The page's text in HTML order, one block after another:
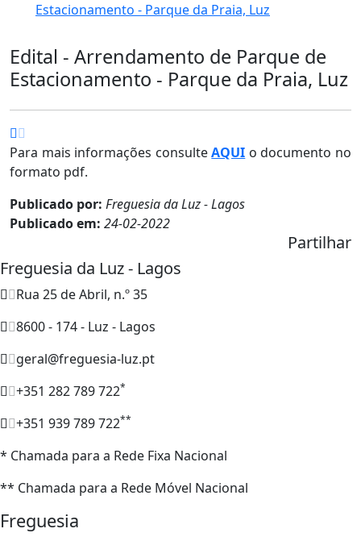
Estacionamento - Parque da Praia, Luz
Edital - Arrendamento de Parque de
Estacionamento - Parque da Praia, Luz
Para mais informações consulteAQUI o documento no
formato pdf.
Publicado por: Freguesia da Luz - Lagos
Publicado em: 24-02-2022
Partilhar
Freguesia da Luz - Lagos
Rua 25 de Abril, n.º 35
8600 - 174 - Luz - Lagos
geral@freguesia-luz.pt
+351 282 789 722*
+351 939 789 722**
* Chamada para a Rede Fixa Nacional
** Chamada para a Rede Móvel Nacional
Freguesia